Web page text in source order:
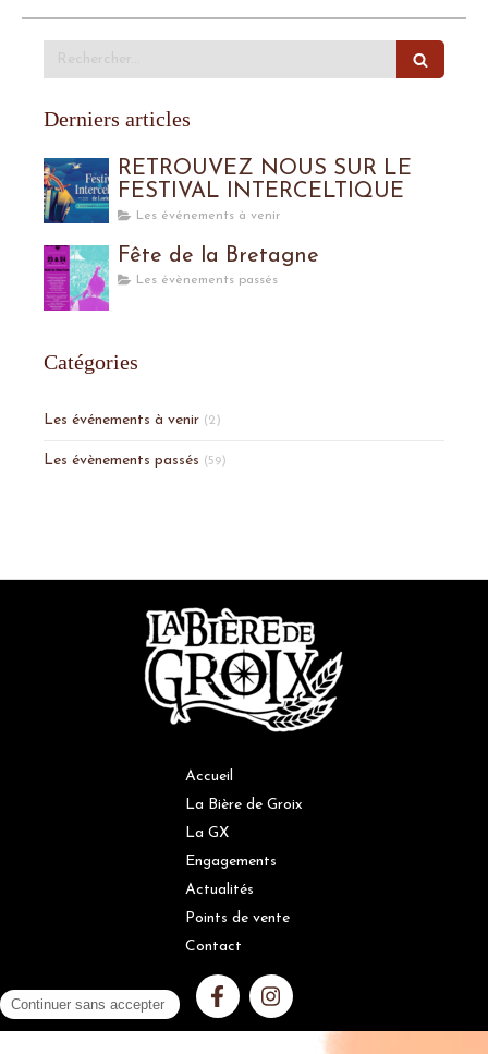
Derniers articles
RETROUVEZ NOUS SUR LE
FESTIVAL INTERCELTIQUE
Les événements à venir
Fête de la Bretagne
Les évènements passés
Catégories
Les événements à venir (2)
Les évènements passés (59)
Accueil
La Bière de Groix
La GX
Engagements
Actualités
Points de vente
Contact